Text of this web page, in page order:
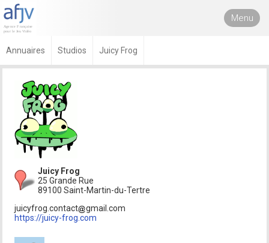
Menu
Annuaires Studios Juicy Frog
Juicy Frog
25 Grande Rue
89100 Saint-Martin-du-Tertre
juicyfrog.contact
gmail.com
https://juicy-frog.com